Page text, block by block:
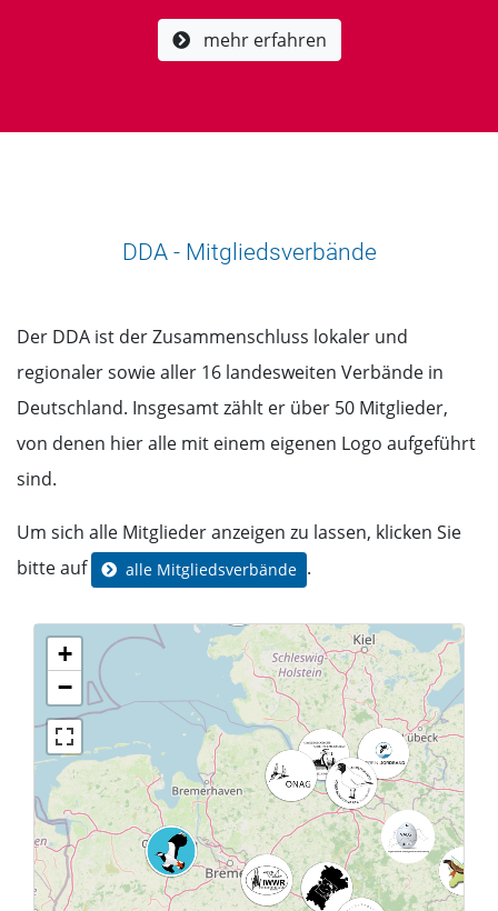
mehr erfahren
DDA - Mitgliedsverbände
Der DDA ist der Zusammenschluss lokaler und
regionaler sowie aller 16 landesweiten Verbände in
Deutschland. Insgesamt zählt er über 50 Mitglieder,
von denen hier alle mit einem eigenen Logo aufgeführt
sind.
Um sich alle Mitglieder anzeigen zu lassen, klicken Sie
bitte auf
alle Mitgliedsverbände .
+
−